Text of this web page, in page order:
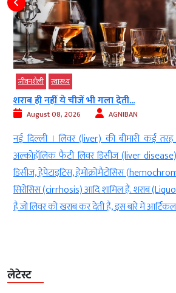
जीवनशैली स्‍वास्‍थ्‍य
शराब ही नहीं ये चीजें भी गला देती...
August 08, 2026 AGNIBAN
नई दिल्‍ली । लिवर (liver) की बीमारी कई
अल्कोहॉलिक फैटी लिवर डिसीज (liver
डिसीज, हेपेटाइटिस, हेमोक्रोमैटोसिस
सिरोसिस (cirrhosis) आदि शामिल हैं. शराब
हैं जो लिवर को खराब कर देती हैं, इस बारे में
लेटेस्ट